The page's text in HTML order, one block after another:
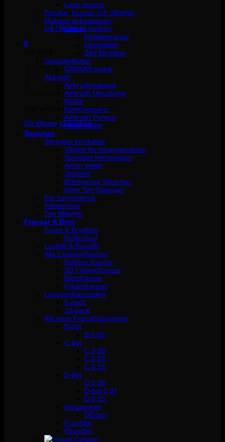
Inga produkter i varukorgen.
Gå tillbaka till butiken
0
Inga produkter i varukorgen.
Gå tillbaka till butiken
Läpp pennor
Penslar, borstar och tillbehör
Makeup dekorationer
Glitter
Reflekterande
Neonglitter
Ztirl Bioglitter
Specialeffekter
GRIMAS smink
Airbrush
Airbrushmakeup
Airbrush Utrustning
Mallar
Kompressorer
Airbrush Pennor
Reservdelar
Spraytan
Spraytan produkter
Vätska för spraytan/airtan
Spraytan kompressor
Airtan paket
Jantana
BGorgeous Spraytan
Mine Tan Spraytan
För hemmabruk
Paketpriser
Tan tillbehör
Fransar & Bryn
Frans & Brynfärg
Reflectocil
Lashlift & Browlift
Alla Lösögonfransar
Enklare fransar
3D / Volymfransar
Blingfransar
Fjäderfransar
Lösögonfranspaket
5-pack
10-pack
Allt inom Fransförlängning
B-böj
B 0.05
C-böj
C 0,05
C 0,07
C 0,15
D-böj
D 0,05
D-böj 0,07
D 0,15
Megavolym
DD-böj
Franslim
Pincetter